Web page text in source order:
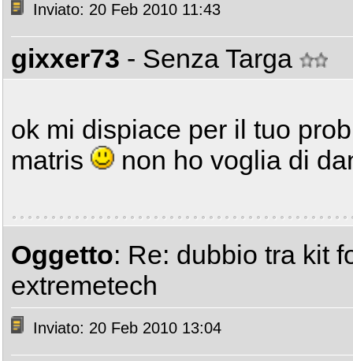
Inviato: 20 Feb 2010 11:43
gixxer73 - Senza Targa
ok mi dispiace per il tuo
matris
non ho voglia di
Oggetto: Re: dubbio tra kit
extremetech
Inviato: 20 Feb 2010 13:04